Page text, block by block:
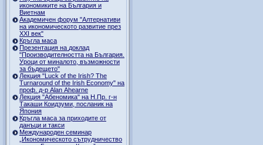
икономиките на България и
Виетнам
Академичен форум "Алтернативи
на икономическото развитие през
XXI век"
Кръгла маса
Презентация на доклад
"Производителността на България.
Уроци от миналото, възможности
за бъдещето"
Лекция "Luck of the Irish? The
Turnaround of the Irish Economy" на
проф. д-р Alan Ahearne
Лекция "Абеномика" на Н.Пр. г-н
Такаши Коидзуми, посланик на
Япония
Кръгла маса за приходите от
данъци и такси
Международен семинар
„Икономическото сътрудничество